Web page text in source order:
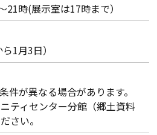
21時(展示室は17時まで）
1月3日）
が異なる場合があります。
ティセンター分館（郷土資料
さい。